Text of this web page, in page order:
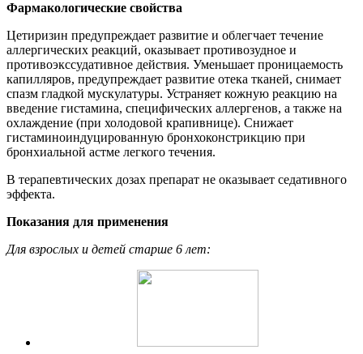
Фармакологические свойства
Цетиризин предупреждает развитие и облегчает течение
аллергических реакций, оказывает противозудное и
противоэкссудативное действия. Уменьшает проницаемость
капилляров, предупреждает развитие отека тканей, снимает
спазм гладкой мускулатуры. Устраняет кожную реакцию на
введение гистамина, специфических аллергенов, а также на
охлаждение (при холодовой крапивнице). Снижает
гистаминоиндуцированную бронхоконстрикцию при
бронхиальной астме легкого течения.
В терапевтических дозах препарат не оказывает седативного
эффекта.
Показания для применения
Для взрослых и детей старше 6 лет: